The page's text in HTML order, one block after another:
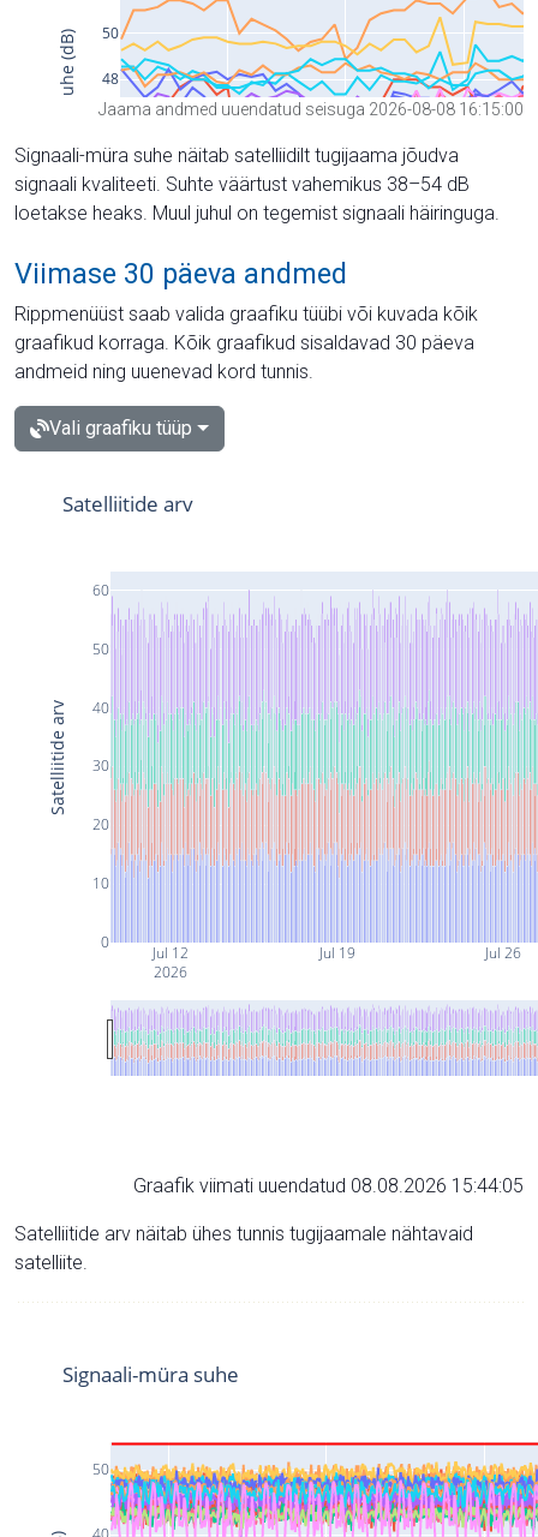
Jaama andmed uuendatud seisuga 2026-08-08 16:15:00
Signaali-müra suhe näitab satelliidilt tugijaama jõudva
signaali kvaliteeti. Suhte väärtust vahemikus 38–54 dB
loetakse heaks. Muul juhul on tegemist signaali häiringuga.
Viimase 30 päeva andmed
Rippmenüüst saab valida graafiku tüübi või kuvada kõik
graafikud korraga. Kõik graafikud sisaldavad 30 päeva
andmeid ning uuenevad kord tunnis.
Vali graafiku tüüp
Jul 12
2026
Jul 19 Jul 26
0
10
20
30
40
50
60
Satelliitide arv
Satelliitide arv
Graafik viimati uuendatud 08.08.2026 15:44:05
Satelliitide arv näitab ühes tunnis tugijaamale nähtavaid
satelliite.
50
Signaali-müra suhe